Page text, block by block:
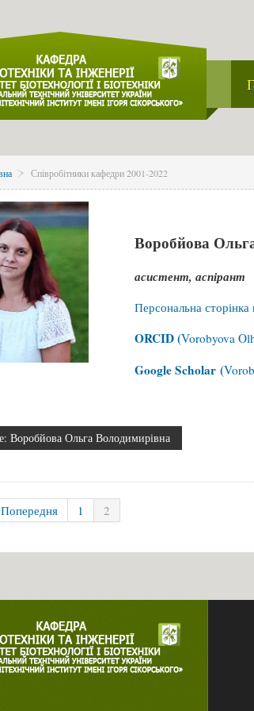
Співробітники кафедри 2001-2022
Воробйова
асистент, аспірант
Персональна
ORCID (Vorobyova
Google Scholar (
Воробйова Ольга Володимирівна
Попередня 1 2